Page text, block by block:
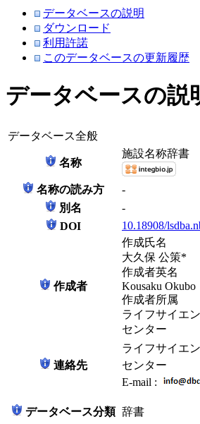
データベースの説明
ダウンロード
利用許諾
このデータベースの更新履歴
データベースの説
データベース全般
名称
施設名称辞書
名称の読み方
-
別名
-
DOI
10.18908/
作成者
作成氏名
大久保 公策*
作成者英名
Kousaku Okubo
作成者所属
ライフサイエ
センター
連絡先
ライフサイエ
センター
E-mail :
データベース分類 辞書